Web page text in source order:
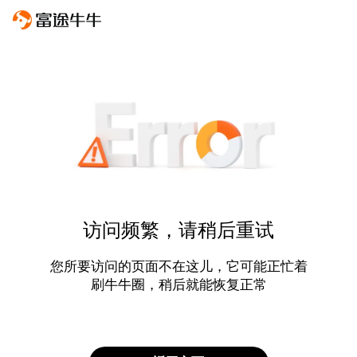
访问频繁，请稍后重试
您所要访问的页面不在这儿，它可能正忙着
刷牛牛圈，稍后就能恢复正常